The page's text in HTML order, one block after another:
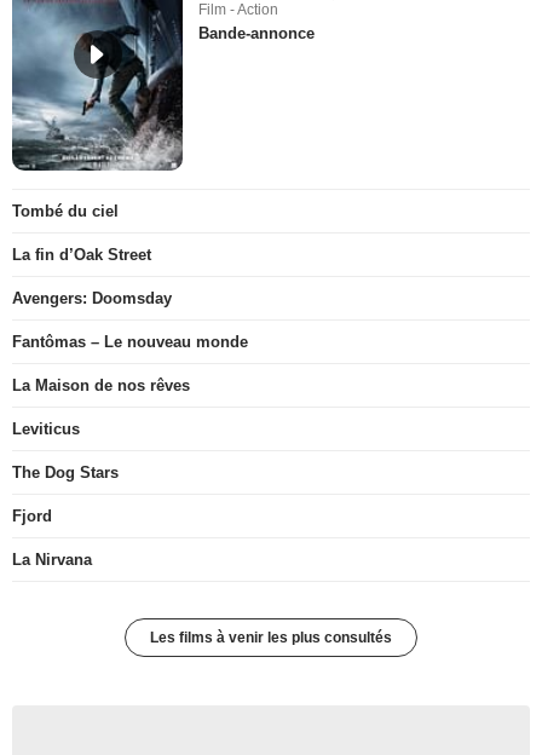
Film - Action
Bande-annonce
Tombé du ciel
La fin d’Oak Street
Avengers: Doomsday
Fantômas – Le nouveau monde
La Maison de nos rêves
Leviticus
The Dog Stars
Fjord
La Nirvana
Les films à venir les plus consultés